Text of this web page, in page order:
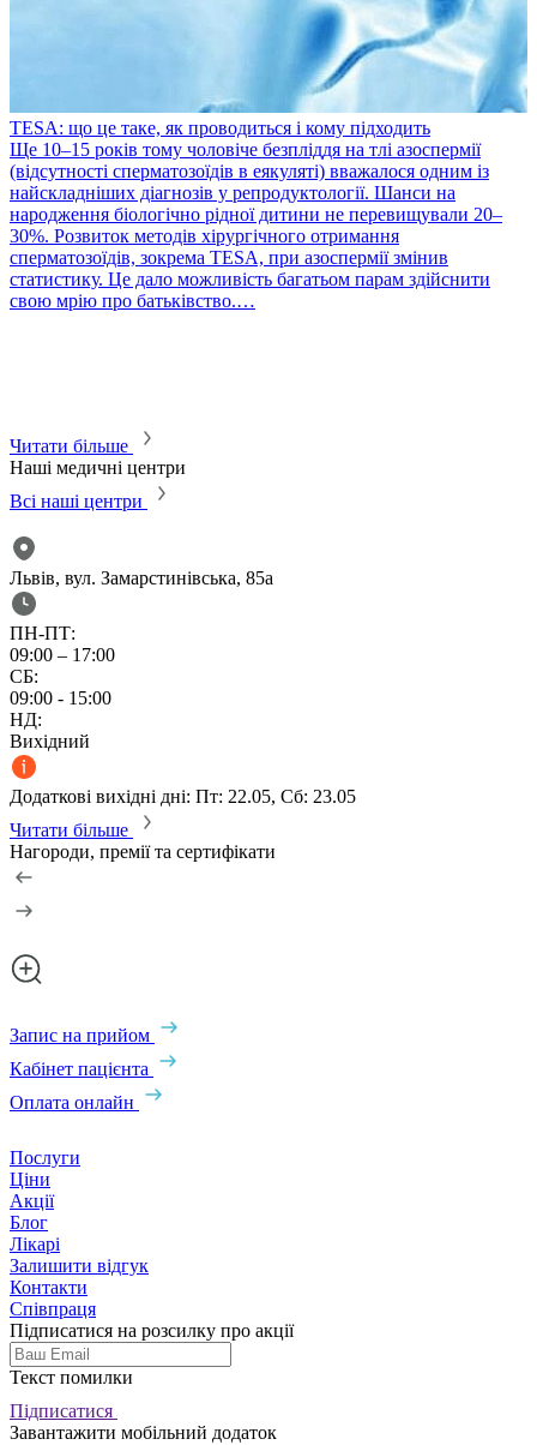
TESA: що це таке, як проводиться і кому підходить
​Ще 10–15 років тому чоловіче безпліддя на тлі азоспермії
(відсутності сперматозоїдів в еякуляті) вважалося одним із
найскладніших діагнозів у репродуктології. Шанси на
народження біологічно рідної дитини не перевищували 20–
30%. Розвиток методів хірургічного отримання
сперматозоїдів, зокрема TESA, при азоспермії змінив
статистику. Це дало можливість багатьом парам здійснити
свою мрію про батьківство.…
Читати більше
Наші медичні центри
Всі наші центри
Львів, вул. Замарстинівська, 85а
ПН-ПТ:
09:00 – 17:00
СБ:
09:00 - 15:00
НД:
Вихідний
Додаткові вихідні дні: Пт: 22.05, Сб: 23.05
Читати більше
Нагороди, премії та сертифікати
Запис на прийом
Кабінет пацієнта
Оплата онлайн
Послуги
Ціни
Акції
Блог
Лікарі
Залишити відгук
Контакти
Співпраця
Підписатися на розсилку про акції
Текст помилки
Підписатися
Завантажити мобільний додаток